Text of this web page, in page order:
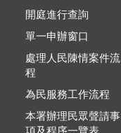
開庭進行查詢
單一申辦窗口
處理人民陳情案件流
程
為民服務工作流程
本署辦理民眾聲請事